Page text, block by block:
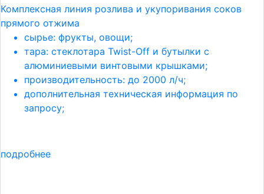
Комплексная линия розлива и укупоривания соков
прямого отжима
сырье: фрукты, овощи;
тара: стеклотара Twist-Off и бутылки с
алюминиевыми винтовыми крышками;
производительность: до 2000 л/ч;
дополнительная техническая информация по
запросу;
подробнее